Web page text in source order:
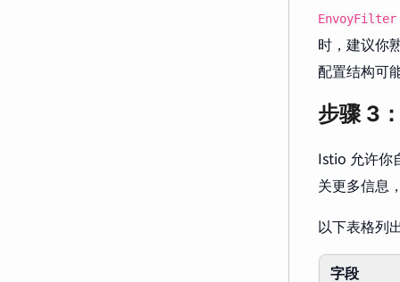
EnvoyFilter
时，建议你
配置结构可
步骤 3
Istio 允许你
关更多信息
以下表格列
字段